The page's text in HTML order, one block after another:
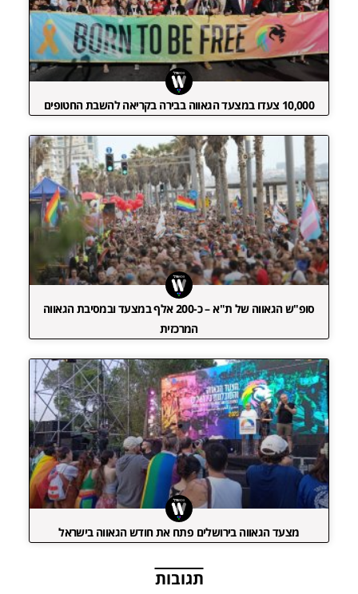
10,000 צעדו במצעד הגאווה בבירה בקריאה להשבת החטופים
סופ"ש הגאווה של ת"א – כ-200 אלף במצעד ובמסיבת הגאווה
המרכזית
מצעד הגאווה בירושלים פתח את חודש הגאווה בישראל
תגובות